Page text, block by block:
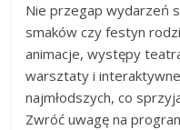
Nie przegap wydarzeń
smaków czy festyn
animacje, występy
warsztaty i
najmłodszych, co
Zwróć uwagę na